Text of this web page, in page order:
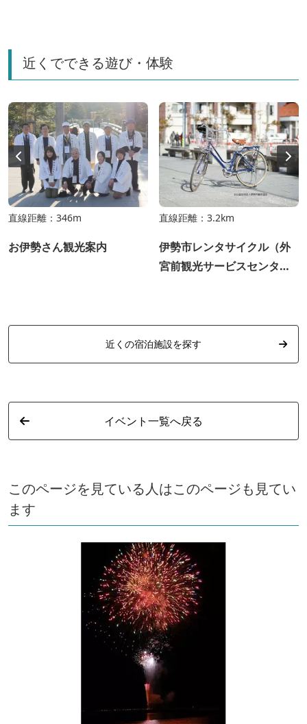
近くでできる遊び・体験
直線距離：346m
お伊勢さん観光案内
直線距離：3.2km
伊勢市レンタサイクル（外
宮前観光サービスセンタ
近くの宿泊施設を探す
イベント一覧へ戻る
このページを見ている人はこのページも見てい
ます